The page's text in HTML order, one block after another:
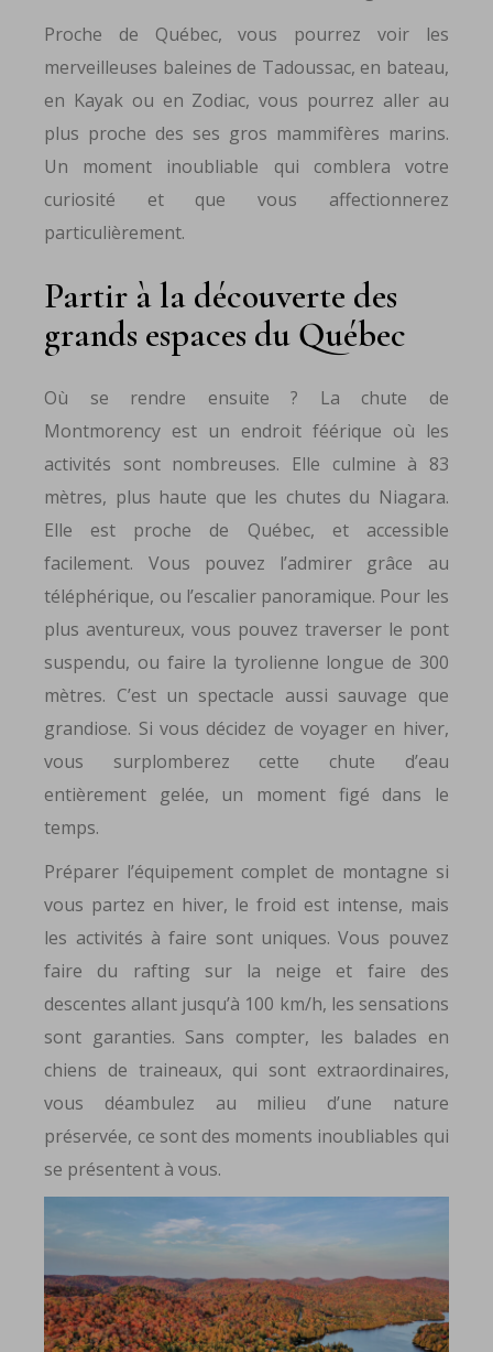
Proche de Québec, vous pourrez voir les
merveilleuses baleines de Tadoussac, en bateau,
en Kayak ou en Zodiac, vous pourrez aller au
plus proche des ses gros mammifères marins.
Un moment inoubliable qui comblera votre
curiosité et que vous affectionnerez
particulièrement.
Partir à la découverte des
grands espaces du Québec
Où se rendre ensuite ? La chute de
Montmorency est un endroit féérique où les
activités sont nombreuses. Elle culmine à 83
mètres, plus haute que les chutes du Niagara.
Elle est proche de Québec, et accessible
facilement. Vous pouvez l’admirer grâce au
téléphérique, ou l’escalier panoramique. Pour les
plus aventureux, vous pouvez traverser le pont
suspendu, ou faire la tyrolienne longue de 300
mètres. C’est un spectacle aussi sauvage que
grandiose. Si vous décidez de voyager en hiver,
vous surplomberez cette chute d’eau
entièrement gelée, un moment figé dans le
temps.
Préparer l’équipement complet de montagne si
vous partez en hiver, le froid est intense, mais
les activités à faire sont uniques. Vous pouvez
faire du rafting sur la neige et faire des
descentes allant jusqu’à 100 km/h, les sensations
sont garanties. Sans compter, les balades en
chiens de traineaux, qui sont extraordinaires,
vous déambulez au milieu d’une nature
préservée, ce sont des moments inoubliables qui
se présentent à vous.